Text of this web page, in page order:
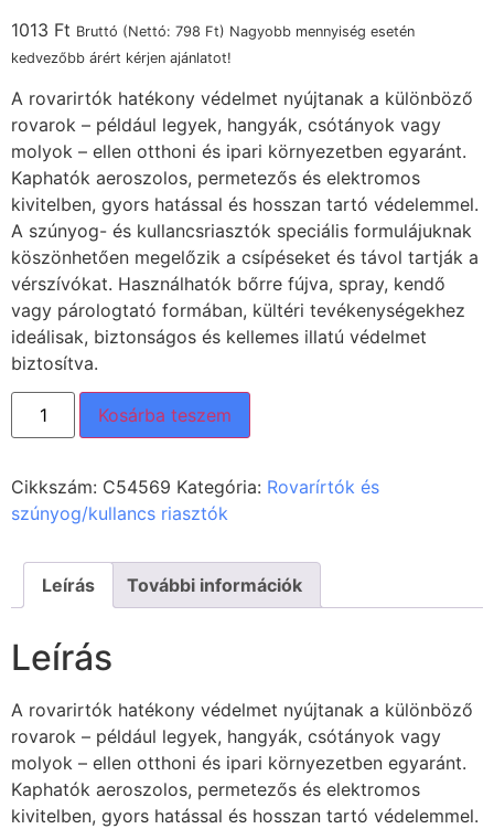
1013 Ft Bruttó (Nettó: 798 Ft) Nagyobb mennyiség esetén
kedvezőbb árért kérjen ajánlatot!
A rovarirtók hatékony védelmet nyújtanak a különböző
rovarok – például legyek, hangyák, csótányok vagy
molyok – ellen otthoni és ipari környezetben egyaránt.
Kaphatók aeroszolos, permetezős és elektromos
kivitelben, gyors hatással és hosszan tartó védelemmel.
A szúnyog- és kullancsriasztók speciális formulájuknak
köszönhetően megelőzik a csípéseket és távol tartják a
vérszívókat. Használhatók bőrre fújva, spray, kendő
vagy párologtató formában, kültéri tevékenységekhez
ideálisak, biztonságos és kellemes illatú védelmet
biztosítva.
Kosárba teszem
Cikkszám: C54569 Kategória: Rovarírtók és
szúnyog/kullancs riasztók
Leírás További információk
Leírás
A rovarirtók hatékony védelmet nyújtanak a különböző
rovarok – például legyek, hangyák, csótányok vagy
molyok – ellen otthoni és ipari környezetben egyaránt.
Kaphatók aeroszolos, permetezős és elektromos
kivitelben, gyors hatással és hosszan tartó védelemmel.